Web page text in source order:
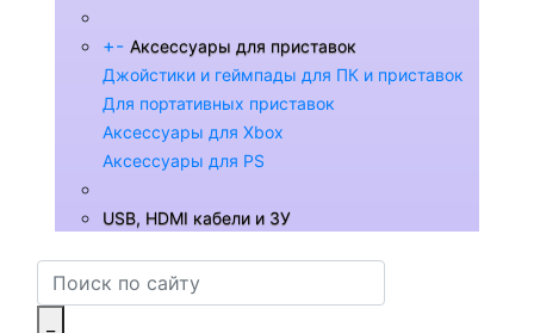
+- Аксессуары для приставок
Джойстики и геймпады для ПК и приставок
Для портативных приставок
Аксессуары для Xbox
Аксессуары для PS
USB, HDMI кабели и ЗУ